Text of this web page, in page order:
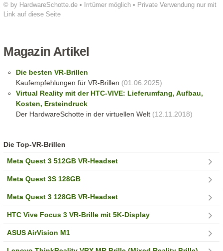
© by HardwareSchotte.de • Irrtümer möglich • Private Verwendung nur mit
Link auf diese Seite
Magazin Artikel
Die besten VR-Brillen
Kaufempfehlungen für VR-Brillen (01.06.2025)
Virtual Reality mit der HTC-VIVE: Lieferumfang, Aufbau,
Kosten, Ersteindruck
Der HardwareSchotte in der virtuellen Welt(12.11.2018)
Die Top-VR-Brillen
Meta Quest 3 512GB VR-Headset
Meta Quest 3S 128GB
Meta Quest 3 128GB VR-Headset
HTC Vive Focus 3 VR-Brille mit 5K-Display
ASUS AirVision M1